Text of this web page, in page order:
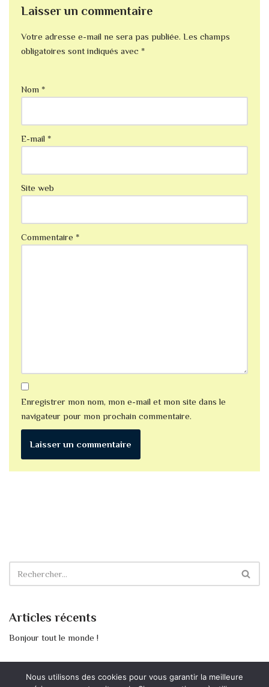
Laisser un commentaire
Votre adresse e-mail ne sera pas publiée. Les champs
obligatoires sont indiqués avec *
Nom *
E-mail *
Site web
Commentaire *
Enregistrer mon nom, mon e-mail et mon site dans le
navigateur pour mon prochain commentaire.
Articles récents
Bonjour tout le monde !
Commentaires récents
Nous utilisons des cookies pour vous garantir la meilleure